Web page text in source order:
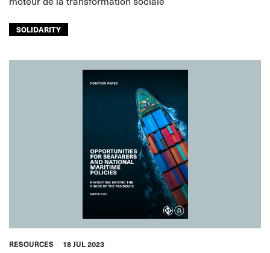
SOLIDARITY
RESOURCES 18 JUL 2023